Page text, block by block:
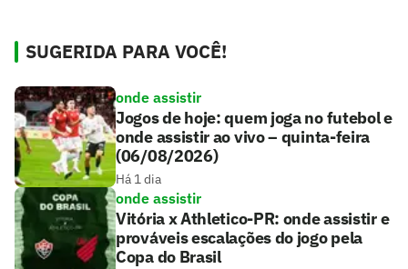
SUGERIDA PARA VOCÊ!
onde assistir
Jogos de hoje: quem joga no futebol e
onde assistir ao vivo – quinta-feira
(06/08/2026)
Há 1 dia
onde assistir
Vitória x Athletico-PR: onde assistir e
prováveis escalações do jogo pela
Copa do Brasil